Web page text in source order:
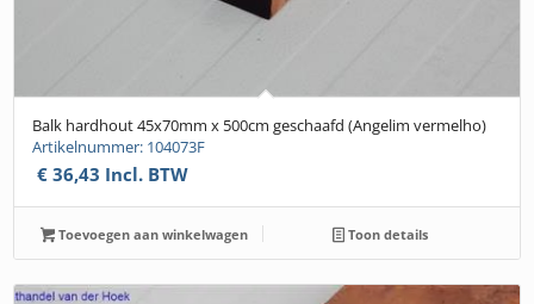
Balk hardhout 45x70mm x 500cm geschaafd (Angelim vermelho)
Artikelnummer: 104073F
€ 36,43 Incl. BTW
Toevoegen aan winkelwagen Toon details